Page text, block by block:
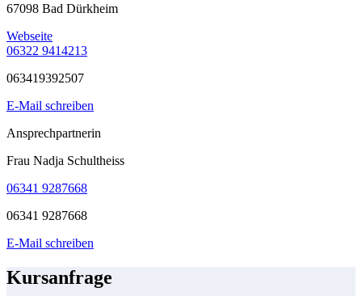
67098 Bad Dürkheim
Webseite
06322 9414213
063419392507
E-Mail schreiben
Ansprechpartnerin
Frau Nadja Schultheiss
06341 9287668
06341 9287668
E-Mail schreiben
Kursanfrage